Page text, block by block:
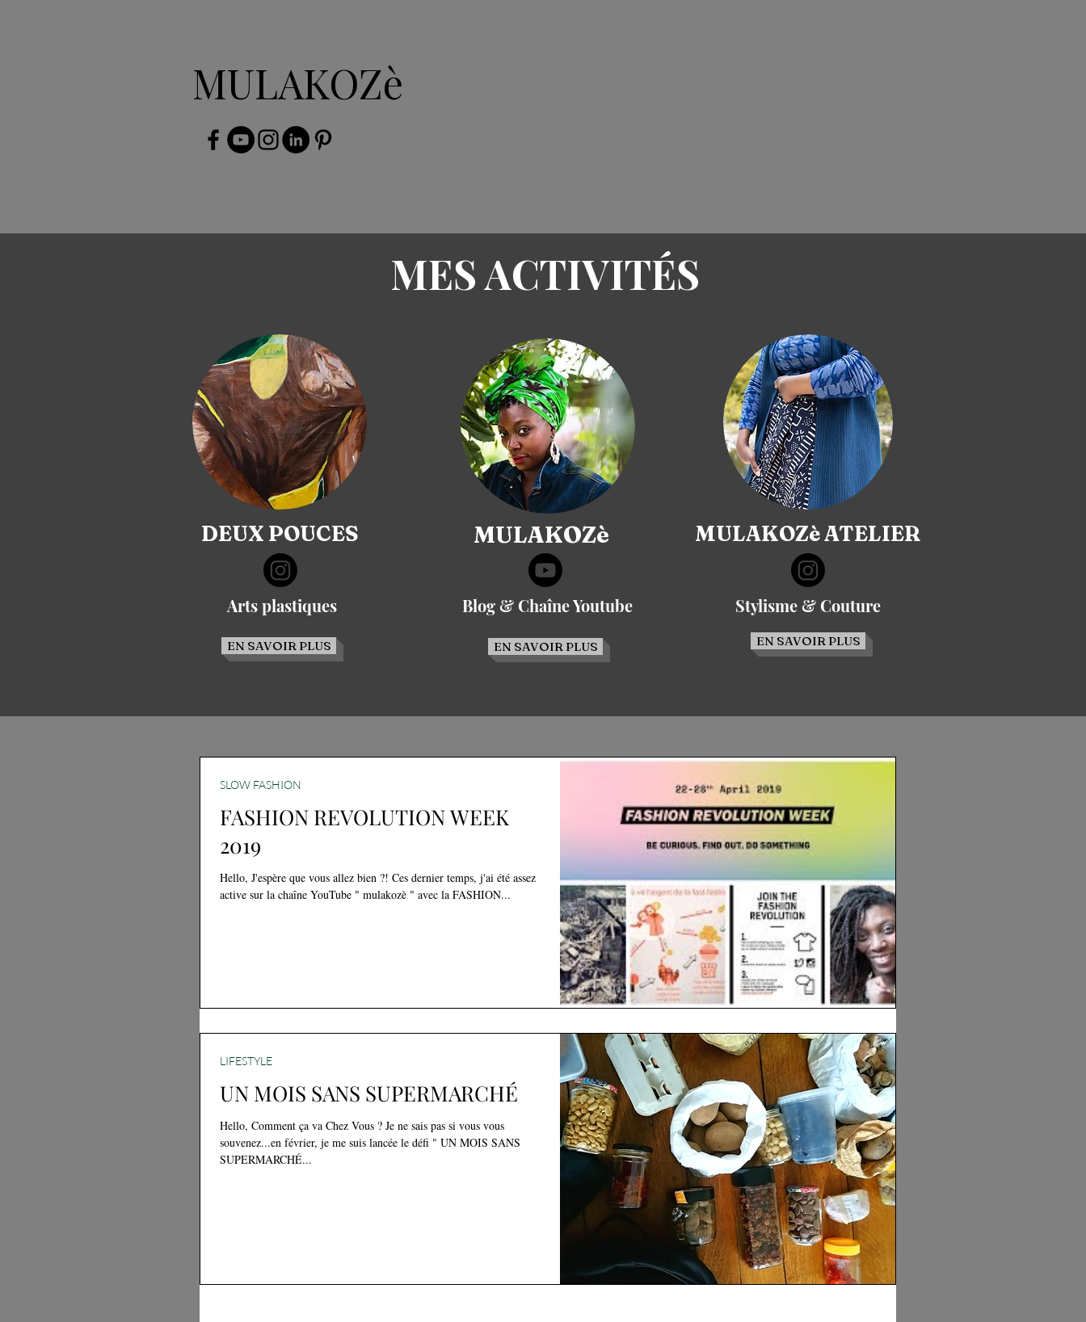
MULAKOZè
MES ACTIVITÉS
DEUX POUCES
Arts plastiques
EN SAVOIR PLUS
MULAKOZè
Blog & Chaîne Youtube
EN SAVOIR PLUS
MULAKOZè ATELIER
Stylisme & Couture
EN SAVOIR PLUS
FASHION REVOLUTION WEEK
2019
Hello, J'espère que vous allez bien ?! Ces dernier temps, j'ai été assez
active sur la chaîne YouTube " mulakozè " avec la FASHION...
SLOW FASHION
UN MOIS SANS SUPERMARCHÉ
Hello, Comment ça va Chez Vous ? Je ne sais pas si vous vous
souvenez...en février, je me suis lancée le défi " UN MOIS SANS
SUPERMARCHÉ...
LIFESTYLE